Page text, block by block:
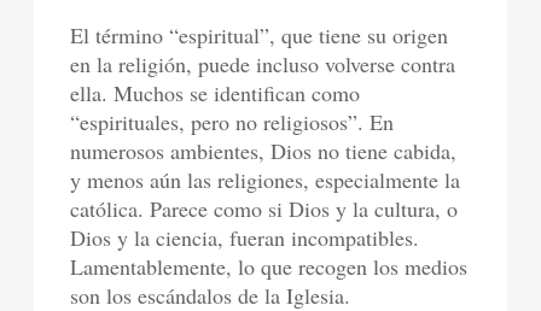
El término “espiritual”, que tiene su origen
en la religión, puede incluso volverse contra
ella. Muchos se identifican como
“espirituales, pero no religiosos”. En
numerosos ambientes, Dios no tiene cabida,
y menos aún las religiones, especialmente la
católica. Parece como si Dios y la cultura, o
Dios y la ciencia, fueran incompatibles.
Lamentablemente, lo que recogen los medios
son los escándalos de la Iglesia.